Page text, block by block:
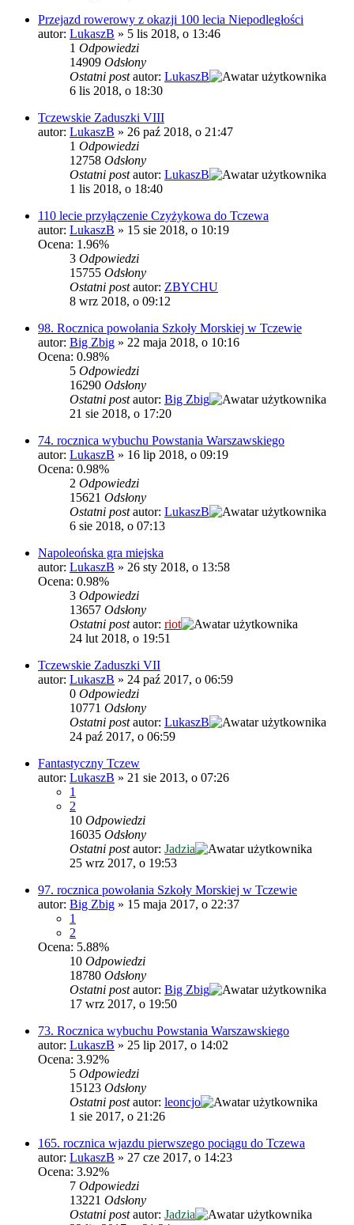
Przejazd rowerowy z okazji 100 lecia Niepodległości
autor: LukaszB » 5 lis 2018, o 13:46
1 Odpowiedzi
14909 Odsłony
Ostatni postautor: LukaszB
6 lis 2018, o 18:30
Tczewskie Zaduszki VIII
autor: LukaszB » 26 paź 2018, o 21:47
1 Odpowiedzi
12758 Odsłony
Ostatni postautor: LukaszB
1 lis 2018, o 18:40
110 lecie przyłączenie Czyżykowa do Tczewa
autor: LukaszB » 15 sie 2018, o 10:19
Ocena: 1.96%
3 Odpowiedzi
15755 Odsłony
Ostatni postautor: ZBYCHU
8 wrz 2018, o 09:12
98. Rocznica powołania Szkoły Morskiej w Tczewie
autor: Big Zbig » 22 maja 2018, o 10:16
Ocena: 0.98%
5 Odpowiedzi
16290 Odsłony
Ostatni postautor: Big Zbig
21 sie 2018, o 17:20
74. rocznica wybuchu Powstania Warszawskiego
autor: LukaszB » 16 lip 2018, o 09:19
Ocena: 0.98%
2 Odpowiedzi
15621 Odsłony
Ostatni postautor: LukaszB
6 sie 2018, o 07:13
Napoleońska gra miejska
autor: LukaszB » 26 sty 2018, o 13:58
Ocena: 0.98%
3 Odpowiedzi
13657 Odsłony
Ostatni postautor: riot
24 lut 2018, o 19:51
Tczewskie Zaduszki VII
autor: LukaszB » 24 paź 2017, o 06:59
0 Odpowiedzi
10771 Odsłony
Ostatni postautor: LukaszB
24 paź 2017, o 06:59
Fantastyczny Tczew
autor: LukaszB » 21 sie 2013, o 07:26
1
2
10 Odpowiedzi
16035 Odsłony
Ostatni postautor: Jadzia
25 wrz 2017, o 19:53
97. rocznica powołania Szkoły Morskiej w Tczewie
autor: Big Zbig » 15 maja 2017, o 22:37
1
2
Ocena: 5.88%
10 Odpowiedzi
18780 Odsłony
Ostatni postautor: Big Zbig
17 wrz 2017, o 19:50
73. Rocznica wybuchu Powstania Warszawskiego
autor: LukaszB » 25 lip 2017, o 14:02
Ocena: 3.92%
5 Odpowiedzi
15123 Odsłony
Ostatni postautor: leoncjo
1 sie 2017, o 21:26
165. rocznica wjazdu pierwszego pociągu do Tczewa
autor: LukaszB » 27 cze 2017, o 14:23
Ocena: 3.92%
7 Odpowiedzi
13221 Odsłony
Ostatni postautor: Jadzia